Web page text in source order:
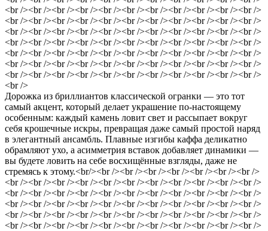
<br /><br /><br /><br /><br /><br /><br /><br /><br /><br /><br />
<br /><br /><br /><br /><br /><br /><br /><br /><br /><br /><br />
<br /><br /><br /><br /><br /><br /><br /><br /><br /><br /><br />
<br /><br /><br /><br /><br /><br /><br /><br /><br /><br /><br />
<br /><br /><br /><br /><br /><br /><br /><br /><br /><br /><br />
<br /><br /><br /><br /><br /><br /><br /><br /><br /><br /><br />
<br /><br /><br /><br /><br /><br /><br /><br /><br /><br /><br />
<br />
Дорожка из бриллиантов классической огранки — это тот
самый акцент, который делает украшение по‑настоящему
особенным: каждый камень ловит свет и рассыпает вокруг
себя крошечные искры, превращая даже самый простой наряд
в элегантный ансамбль. Плавные изгибы каффа деликатно
обрамляют ухо, а асимметрия вставок добавляет динамики —
вы будете ловить на себе восхищённые взгляды, даже не
стремясь к этому.<br/><br /><br /><br /><br /><br /><br /><br />
<br /><br /><br /><br /><br /><br /><br /><br /><br /><br /><br />
<br /><br /><br /><br /><br /><br /><br /><br /><br /><br /><br />
<br /><br /><br /><br /><br /><br /><br /><br /><br /><br /><br />
<br /><br /><br /><br /><br /><br /><br /><br /><br /><br /><br />
<br /><br /><br /><br /><br /><br /><br /><br /><br /><br /><br />